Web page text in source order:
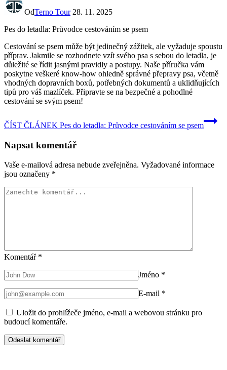
OdTerno Tour 28. 11. 2025
Pes do letadla: Průvodce cestováním se psem
Cestování se psem může být jedinečný zážitek, ale vyžaduje spoustu
příprav. Jakmile se rozhodnete vzít svého psa s sebou do letadla, je
důležité se řídit jasnými pravidly a postupy. Naše příručka vám
poskytne veškeré know-how ohledně správné přepravy psa, včetně
vhodných dopravních boxů, potřebných dokumentů a uklidňujících
tipů pro váš mazlíček. Připravte se na bezpečné a pohodlné
cestování se svým psem!
ČÍST ČLÁNEK Pes do letadla: Průvodce cestováním se psem
Napsat komentář
Vaše e-mailová adresa nebude zveřejněna. Vyžadované informace
jsou označeny *
Komentář *
Jméno *
E-mail *
Uložit do prohlížeče jméno, e-mail a webovou stránku pro
budoucí komentáře.